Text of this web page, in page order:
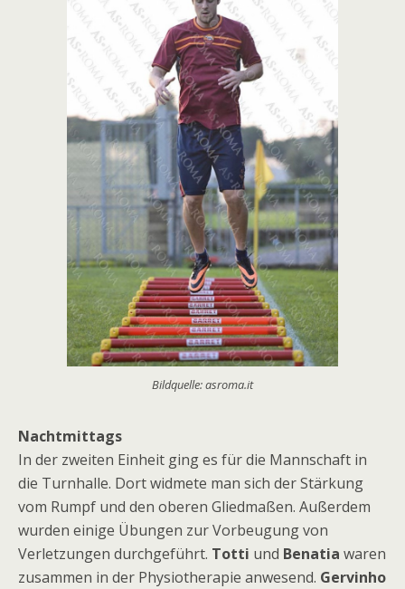
Bildquelle: asroma.it
Nachtmittags
In der zweiten Einheit ging es für die Mannschaft in
die Turnhalle. Dort widmete man sich der Stärkung
vom Rumpf und den oberen Gliedmaßen. Außerdem
wurden einige Übungen zur Vorbeugung von
Verletzungen durchgeführt. Totti und Benatia waren
zusammen in der Physiotherapie anwesend. Gervinho